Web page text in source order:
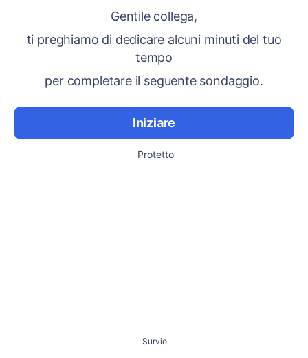
Gentile collega,
ti preghiamo di dedicare alcuni minuti del tuo
tempo
per completare il seguente sondaggio.
Iniziare
Protetto
Survio